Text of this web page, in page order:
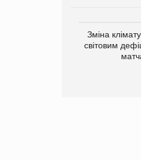
Зміна
світовим